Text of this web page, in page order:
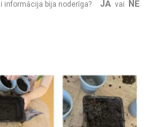
informācija bija noderīga? JĀ vai NĒ